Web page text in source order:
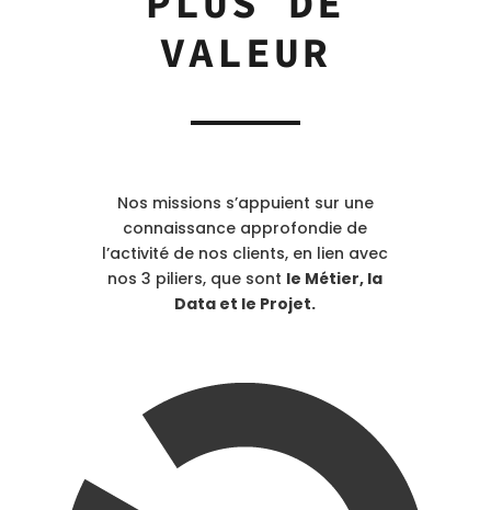
VALEUR
Nos missions s’appuient sur une
connaissance approfondie de
l’activité de nos clients, en lien avec
nos 3 piliers, que sont le Métier, la
Data et le Projet.